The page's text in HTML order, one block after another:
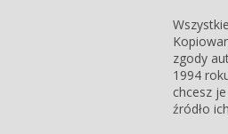
zgody
1994
chcesz
źródło